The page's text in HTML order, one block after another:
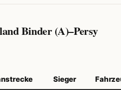
Binder (A)–Persy
Sieger